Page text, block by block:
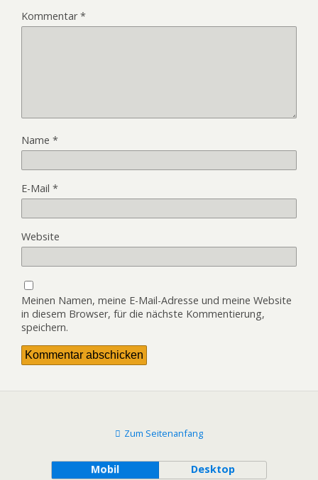
Kommentar*
Name *
E-Mail *
Website
Meinen Namen, meine E-Mail-Adresse und meine Website
in diesem Browser, für die nächste Kommentierung,
speichern.
Zum Seitenanfang
Mobil Desktop